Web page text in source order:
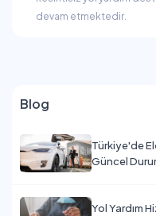
devam etmektedir.
Blog
Türkiye'de
Güncel
Yol Yardım